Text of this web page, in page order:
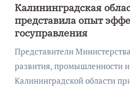
Калининградская
представила опыт
госуправления
Представители Министерства экономического
развития, промышленности и
Калининградской области